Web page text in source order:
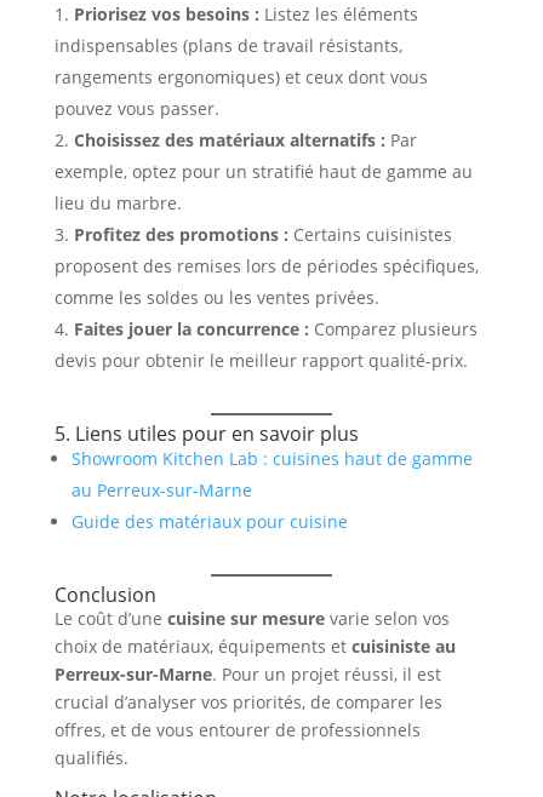
Priorisez vos besoins : Listez les éléments
indispensables (plans de travail résistants,
rangements ergonomiques) et ceux dont vous
pouvez vous passer.
Choisissez des matériaux alternatifs : Par
exemple, optez pour un stratifié haut de gamme au
lieu du marbre.
Profitez des promotions : Certains cuisinistes
proposent des remises lors de périodes spécifiques,
comme les soldes ou les ventes privées.
Faites jouer la concurrence : Comparez plusieurs
devis pour obtenir le meilleur rapport qualité-prix.
5. Liens utiles pour en savoir plus
Showroom Kitchen Lab : cuisines haut de gamme
au Perreux-sur-Marne
Guide des matériaux pour cuisine
Conclusion
Le coût d’une cuisine sur mesurevarie selon vos
choix de matériaux, équipements et cuisiniste au
Perreux-sur-Marne. Pour un projet réussi, il est
crucial d’analyser vos priorités, de comparer les
offres, et de vous entourer de professionnels
qualifiés.